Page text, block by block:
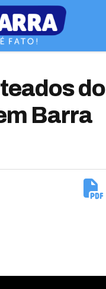
do
Barra